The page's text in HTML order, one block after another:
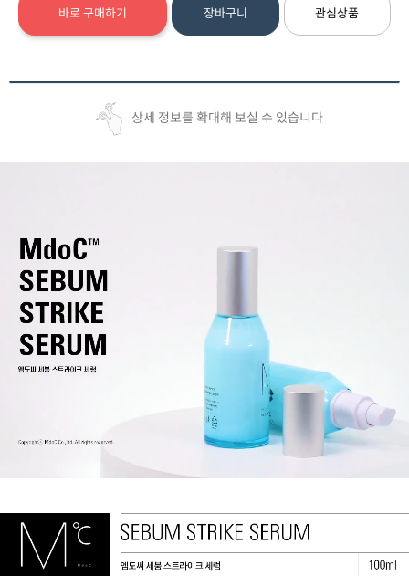
바로 구매하기 장바구니 관심상품
상세 정보를 확대해 보실 수 있습니다